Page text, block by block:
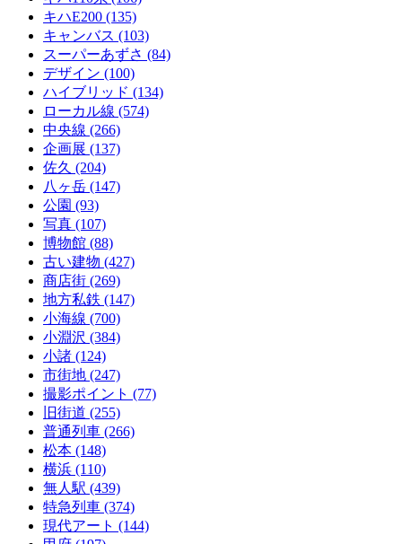
キハE200 (135)
キャンバス (103)
スーパーあずさ (84)
デザイン (100)
ハイブリッド (134)
ローカル線 (574)
中央線 (266)
企画展 (137)
佐久 (204)
八ヶ岳 (147)
公園 (93)
写真 (107)
博物館 (88)
古い建物 (427)
商店街 (269)
地方私鉄 (147)
小海線 (700)
小淵沢 (384)
小諸 (124)
市街地 (247)
撮影ポイント (77)
旧街道 (255)
普通列車 (266)
松本 (148)
横浜 (110)
無人駅 (439)
特急列車 (374)
現代アート (144)